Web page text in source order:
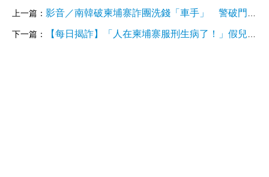
上一篇： 影音／南韓破柬埔寨詐團洗錢「車手」 警破門嫌躲浴室想逃
下一篇： 【每日揭詐】「人在柬埔寨服刑生病了！」假兒子傳訊討USDT救命 父母救子心切入落詐騙陷阱